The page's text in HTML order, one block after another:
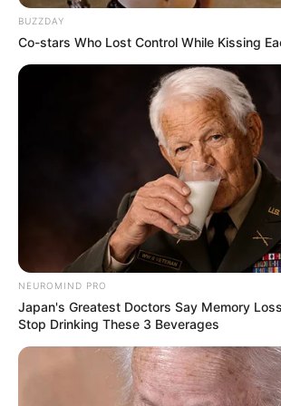
BUZZDAY
Co-stars Who Lost Control While Kissing
NEUROMIND PRO
Japan's Greatest Doctors Say Memory
Stop Drinking These 3 Beverages